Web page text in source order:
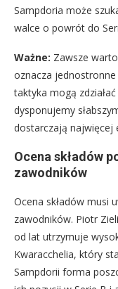
Sampdoria może
walce o powrót do
Ważne: Zawsze
oznacza
taktyka mogą
dysponujemy
dostarczają najwięcej
Ocena składów
zawodników
Ocena składów musi
zawodników. Piotr
od lat utrzymuje
Kwaracchelia, który
Sampdorii forma